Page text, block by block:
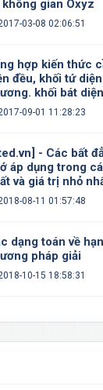
không gian Oxyz
03-08 02:06:51
hợp kiến thức
đều, khối tứ
khối bát
khối 20 mặt đều
09-01 11:28:23
- Các bất
áp dụng trong
và giá trị nhỏ
08-11 01:57:48
dạng toán về
pháp giải
10-15 18:58:31